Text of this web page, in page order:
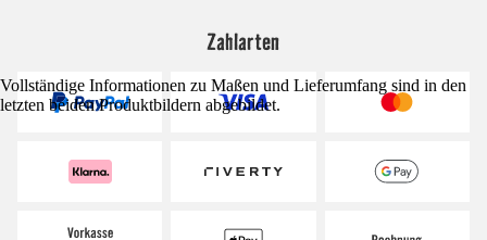
Vollständige Informationen zu Maßen und Lieferumfang sind in den
letzten beiden Produktbildern abgebildet.
Zahlarten